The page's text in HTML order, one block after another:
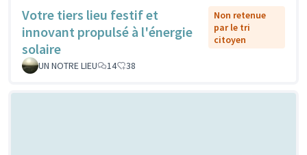
Votre tiers lieu festif et
innovant propulsé à l'énergie
solaire
Non retenue
par le tri
citoyen
UN NOTRE LIEU 14 38